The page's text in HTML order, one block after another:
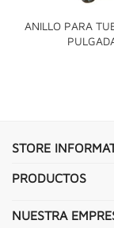
ANILLO PARA
STORE
PRODUCTOS
NUESTRA